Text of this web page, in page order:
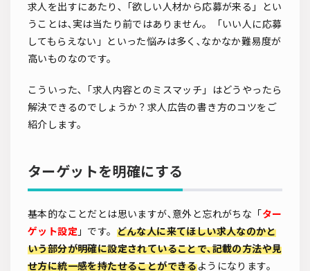
求人を出すにあたり､「欲しい人材から応募が来る」とい
うことは､実は当たり前ではありません。「いい人に応募
してもらえない」といった悩みは多く､なかなか難易度が
高いものなのです。
こういった､「求人内容とのミスマッチ」はどうやったら
解決できるのでしょうか？求人広告の書き方のコツをご
紹介します。
ターゲットを明確にする
基本的なことだとは思いますが､意外と忘れがちな「 ター
ゲット設定 」です。 どんな人に来てほしい求人なのかと
いう部分が明確に設定されていることで､記載の方法や見
せ方に統一感を持たせることができるようになります。